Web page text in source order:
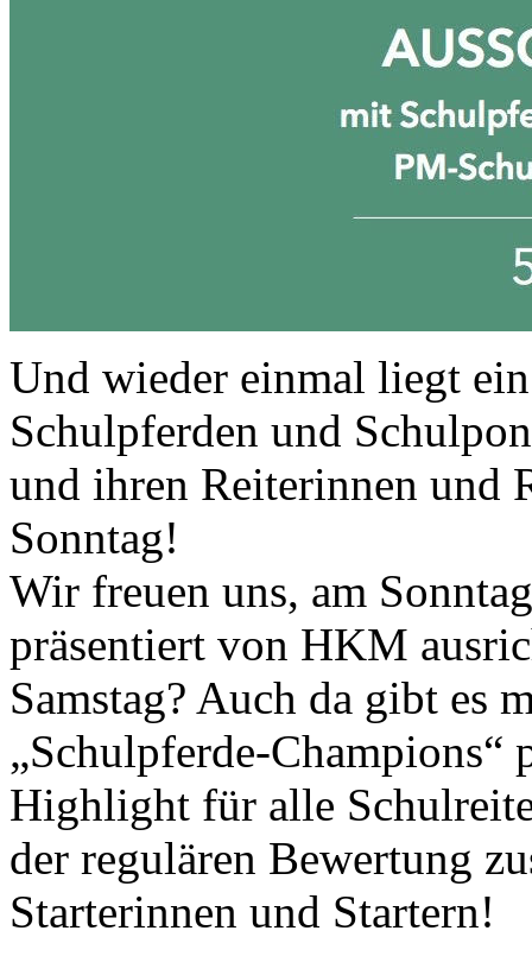
Und wieder einmal liegt
Schulpferden und
und ihren Reiterinnen und
Sonntag!
Wir freuen uns, am
präsentiert von HKM
Samstag? Auch da gibt es
„Schulpferde-
Highlight für alle
der regulären Bewertung
Starterinnen und Startern!